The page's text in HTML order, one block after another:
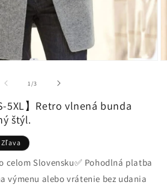
1/z3
5XL】Retro vlnená bunda
štýl.
Zľava
celom Slovensku✅ Pohodlná platba
výmenu alebo vrátenie bez udania